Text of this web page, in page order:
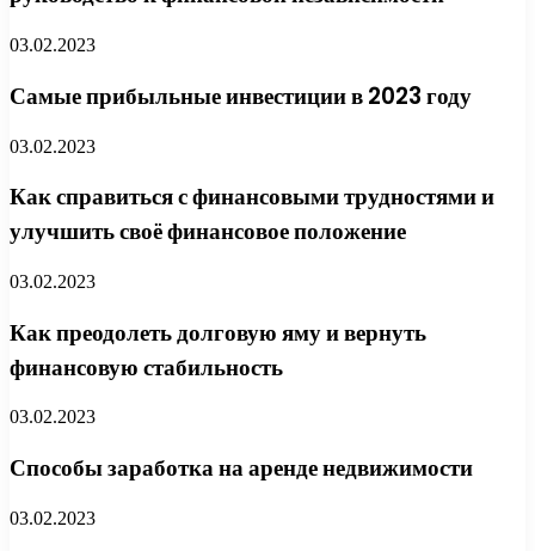
03.02.2023
Самые прибыльные инвестиции в 2023 году
03.02.2023
Как справиться с финансовыми трудностями и
улучшить своё финансовое положение
03.02.2023
Как преодолеть долговую яму и вернуть
финансовую стабильность
03.02.2023
Способы заработка на аренде недвижимости
03.02.2023